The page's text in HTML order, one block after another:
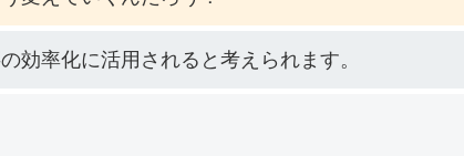
効率化に活用されると考えられます。